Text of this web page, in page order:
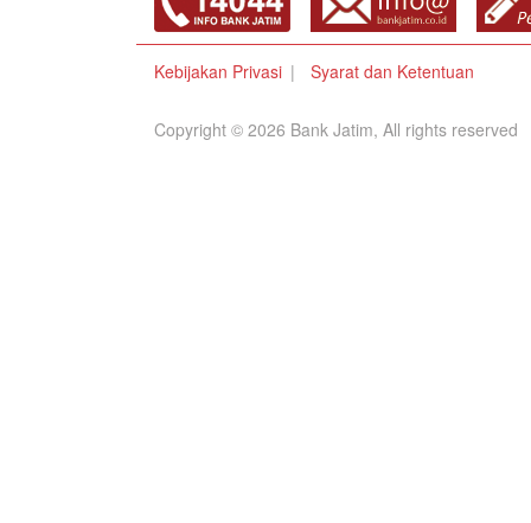
Kebijakan Privasi Syarat dan Ketentuan
Copyright © 2026 Bank Jatim, All rights reserved